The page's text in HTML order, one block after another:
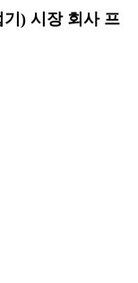
) 시장 회사 프